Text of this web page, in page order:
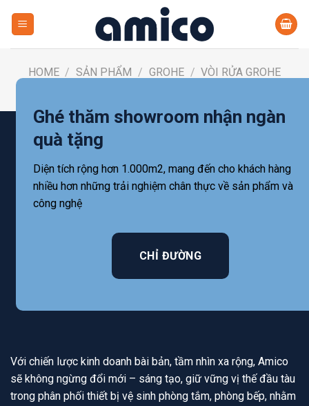
HOME / SẢN PHẨM / GROHE / VÒI RỬA GROHE
Ghé thăm showroom nhận ngàn
quà tặng
Diện tích rộng hơn 1.000m2, mang đến cho khách hàng
nhiều hơn những trải nghiệm chân thực về sản phẩm và
công nghệ
CHỈ ĐƯỜNG
Với chiến lược kinh doanh bài bản, tầm nhìn xa rộng, Amico
sẽ không ngừng đổi mới – sáng tạo, giữ vững vị thế đầu tàu
trong phân phối thiết bị vệ sinh phòng tắm, phòng bếp, nhằm